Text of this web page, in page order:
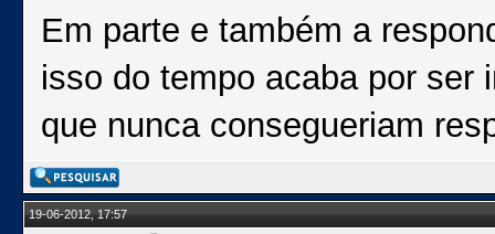
Em parte e também a
isso do tempo acaba por ser
que nunca consegueriam
19-06-2012, 17:57